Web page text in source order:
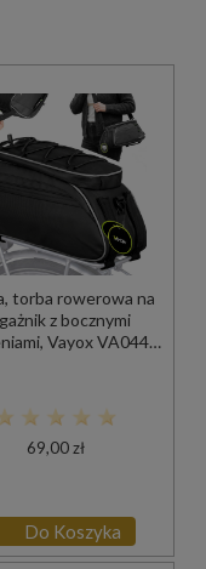
torba rowerowa na
z bocznymi
Vayox VA0448
69,00 zł
Do Koszyka